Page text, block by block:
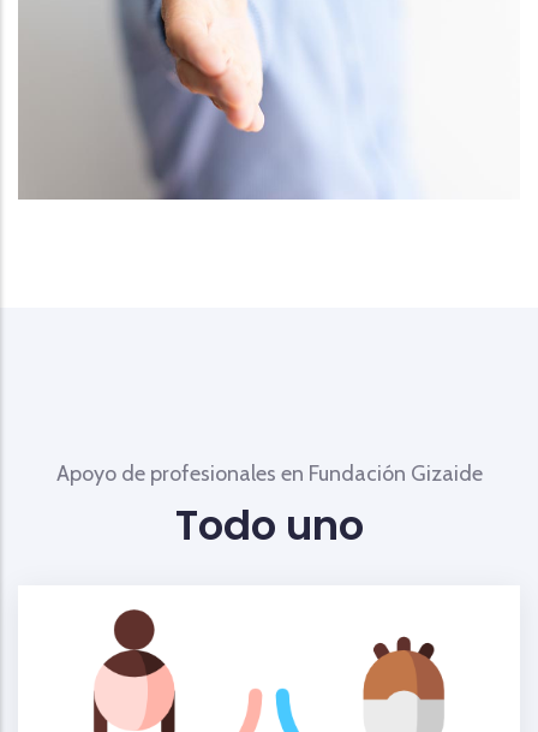
Apoyo de profesionales en Fundación Gizaide
Todo uno